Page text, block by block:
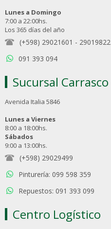
Lunes a Domingo
7:00 a 22:00hs.
Los 365 días del año
(+598) 29021601 - 29019822
091 393 094
Sucursal Carrasco
Avenida Italia 5846
Lunes a Viernes
8:00 a 18:00hs.
Sábados
9:00 a 13:00hs.
(+598) 29029499
Pinturería: 099 598 359
Repuestos: 091 393 099
Centro Logístico